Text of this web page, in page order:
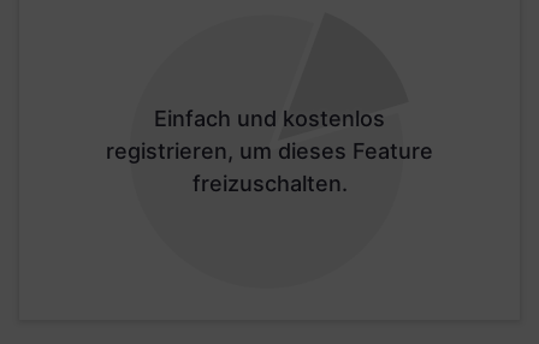
Einfach und kostenlos
registrieren, um dieses Feature
freizuschalten.